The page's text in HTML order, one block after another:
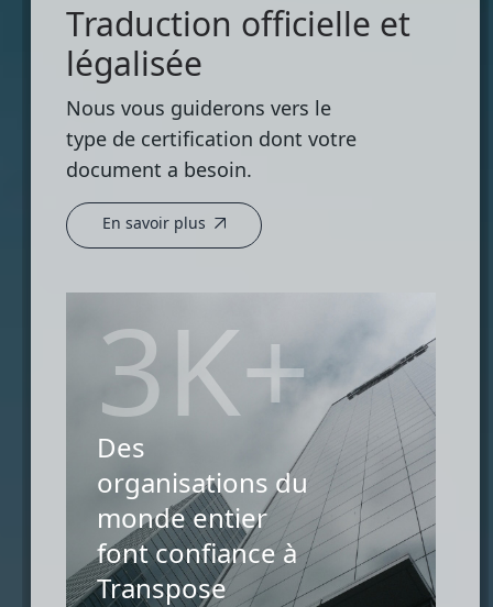
Traduction officielle et
légalisée
Nous vous guiderons vers le
type de certification dont votre
document a besoin.
En savoir plus
3K+
Des
organisations du
monde entier
font confiance à
Transpose